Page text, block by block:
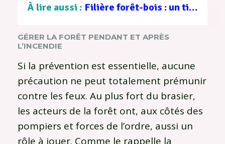
À lire aussi : Filière forêt-bois : un tissu d’entreprises au service d’une gestion durable
GÉRER LA FORÊT PENDANT ET APRÈS
L’INCENDIE
Si la prévention est essentielle, aucune
précaution ne peut totalement prémunir
contre les feux. Au plus fort du brasier,
les acteurs de la forêt ont, aux côtés des
pompiers et forces de l’ordre, aussi un
rôle à jouer. Comme le rappelle la